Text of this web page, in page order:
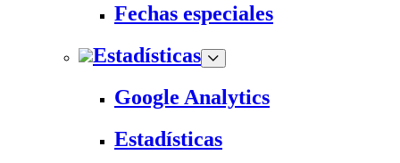
Fechas especiales
Estadísticas
Google Analytics
Estadísticas